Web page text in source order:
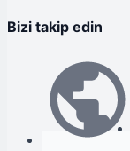
Bizi takip edin